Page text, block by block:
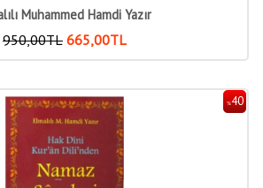
Muhammed Hamdi Yazır
950,00TL 665,00TL
%40